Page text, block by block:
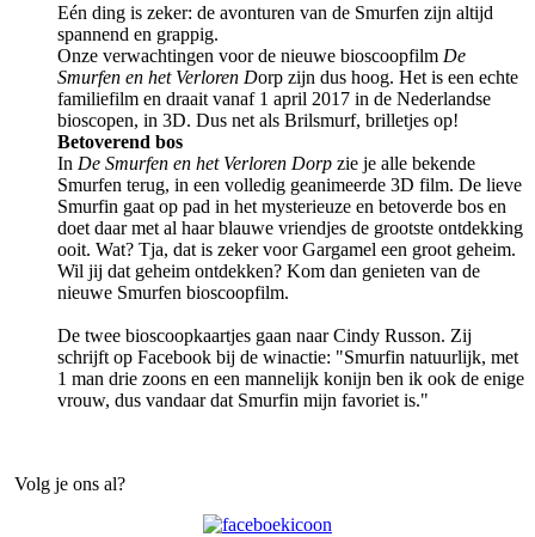
Eén ding is zeker: de avonturen van de Smurfen zijn altijd
spannend en grappig.
Onze verwachtingen voor de nieuwe bioscoopfilm De
Smurfen en het Verloren Dorp zijn dus hoog. Het is een echte
familiefilm en draait vanaf 1 april 2017 in de Nederlandse
bioscopen, in 3D. Dus net als Brilsmurf, brilletjes op!
Betoverend bos
In De Smurfen en het Verloren Dorp zie je alle bekende
Smurfen terug, in een volledig geanimeerde 3D film. De lieve
Smurfin gaat op pad in het mysterieuze en betoverde bos en
doet daar met al haar blauwe vriendjes de grootste ontdekking
ooit. Wat? Tja, dat is zeker voor Gargamel een groot geheim.
Wil jij dat geheim ontdekken? Kom dan genieten van de
nieuwe Smurfen bioscoopfilm.
De twee bioscoopkaartjes gaan naar Cindy Russon. Zij
schrijft op Facebook bij de winactie: "Smurfin natuurlijk, met
1 man drie zoons en een mannelijk konijn ben ik ook de enige
vrouw, dus vandaar dat Smurfin mijn favoriet is."
Volg je ons al?